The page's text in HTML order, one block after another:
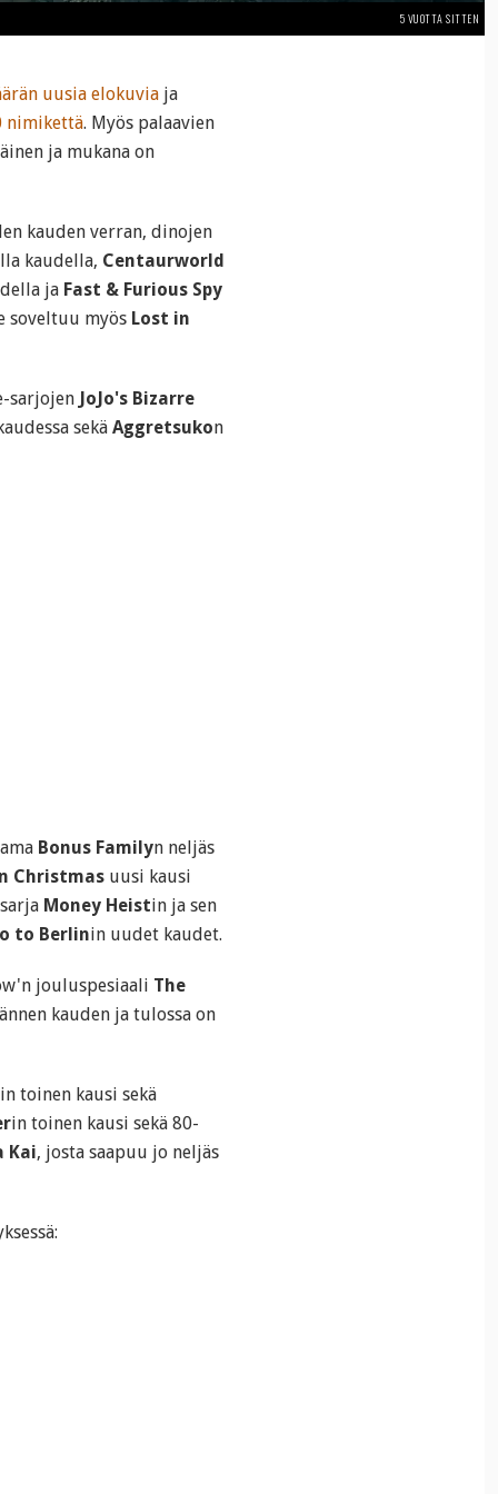
5 VUOTTA SITTEN
uusia elokuvia ja
nimikettä. Myös palaavien
ja mukana on
kauden verran, dinojen
kaudella, Centaurworld
ja Fast & Furious Spy
soveltuu myös Lost in
sarjojen JoJo's Bizarre
sekä Aggretsukon
Bonus Familyn neljäs
Christmas uusi kausi
Money Heistin ja sen
to Berlinin uudet kaudet.
jouluspesiaali The
kauden ja tulossa on
in toinen kausi sekä
in toinen kausi sekä 80-
Kai, josta saapuu jo neljäs